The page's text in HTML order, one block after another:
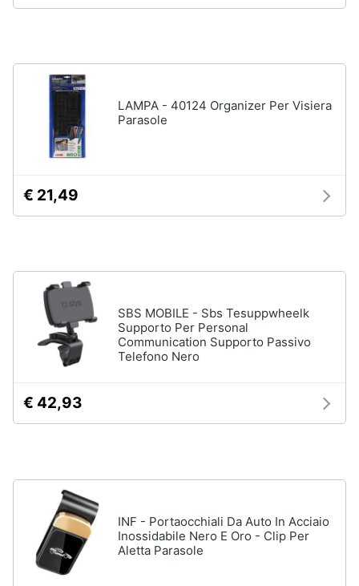
LAMPA - 40124 Organizer Per Visiera
Parasole
€ 21,49
SBS MOBILE - Sbs Tesuppwheelk
Supporto Per Personal
Communication Supporto Passivo
Telefono Nero
€ 42,93
INF - Portaocchiali Da Auto In Acciaio
Inossidabile Nero E Oro - Clip Per
Aletta Parasole